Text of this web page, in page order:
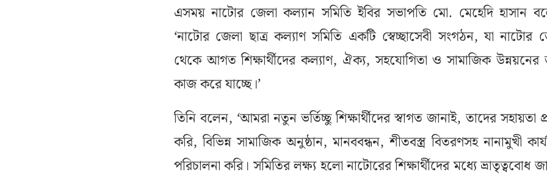
এসময় নাটোর জেলা কল্যান সমিতি ইবির সভাপতি মো. মেহেদি হাসান
‘নাটোর জেলা ছাত্র কল্যাণ সমিতি একটি স্বেচ্ছাসেবী সংগঠন, যা নাটোর
থেকে আগত শিক্ষার্থীদের কল্যাণ, ঐক্য, সহযোগিতা ও সামাজিক উন্নয়নের
কাজ করে যাচ্ছে।’
তিনি বলেন, ‘আমরা নতুন ভর্তিচ্ছু শিক্ষার্থীদের স্বাগত জানাই, তাদের সহায়তা
করি, বিভিন্ন সামাজিক অনুষ্ঠান, মানববন্ধন, শীতবস্ত্র বিতরণসহ নানামুখী
পরিচালনা করি। সমিতির লক্ষ্য হলো নাটোরের শিক্ষার্থীদের মধ্যে ভ্রাতৃত্ববোধ